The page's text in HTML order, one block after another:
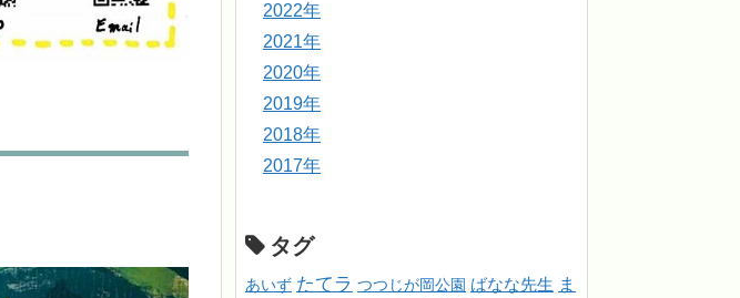
2022年
2021年
2020年
2019年
2018年
2017年
タグ
あいず たてラ つつじが岡公園 ばなな先生 ま